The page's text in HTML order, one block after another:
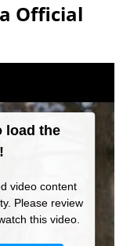
Official
load the
video content
Please review
this video.